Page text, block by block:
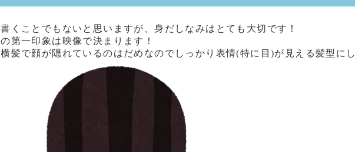
くことでもないと思いますが、身だしなみはとても大切です！
第一印象は映像で決まります！
髪で顔が隠れているのはだめなのでしっかり表情(特に目)が見える髪型にし